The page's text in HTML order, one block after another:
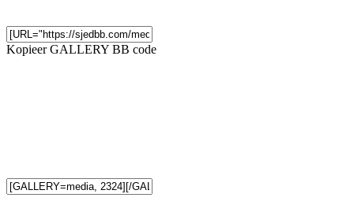
Kopieer GALLERY BB code